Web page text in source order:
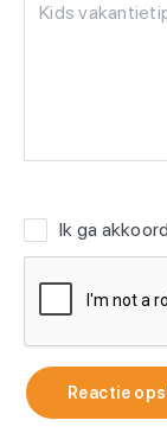
Ik ga
Reactie